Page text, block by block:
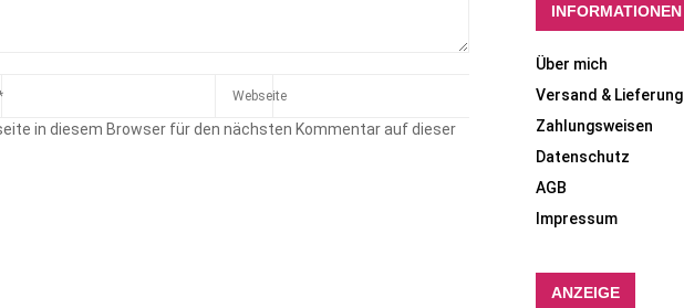
in diesem Browser für den nächsten Kommentar auf dieser
INFORMATIONEN
Über mich
Versand & Lieferung
Zahlungsweisen
Datenschutz
AGB
Impressum
ANZEIGE